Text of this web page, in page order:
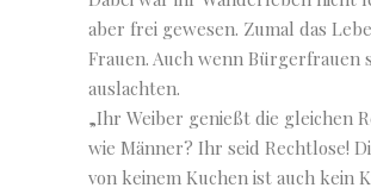
aber frei gewesen. Zumal das
Frauen. Auch wenn Bürgerfrauen
auslachten.
„Ihr Weiber genießt die gleichen
wie Männer? Ihr seid Rechtlose!
von keinem Kuchen ist auch kein